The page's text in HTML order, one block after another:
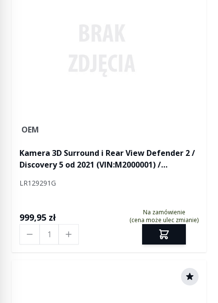
OEM
Kamera 3D Surround i Rear View Defender 2 /
Discovery 5 od 2021 (VIN:M2000001) /
L460 / RR Sport L461 / RR Evoque 2 od 2021
(VIN:MA000001)
LR129291G
999,95 zł
Na zamówienie
(cena może ulec zmianie)